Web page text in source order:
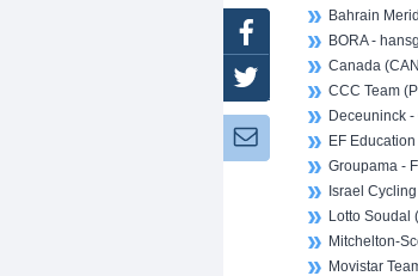
Bahrain
BORA -
Canada
CCC Team
Deceuninck
EF
Groupama -
Israel
Lotto Soudal
Mitchelton-
Movistar
Facebook
Newsletter: